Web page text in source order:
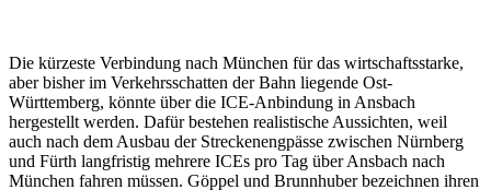
Die kürzeste Verbindung nach München für das wirtschaftsstarke,
aber bisher im Verkehrsschatten der Bahn liegende Ost-
Württemberg, könnte über die ICE-Anbindung in Ansbach
hergestellt werden. Dafür bestehen realistische Aussichten, weil
auch nach dem Ausbau der Streckenengpässe zwischen Nürnberg
und Fürth langfristig mehrere ICEs pro Tag über Ansbach nach
München fahren müssen. Göppel und Brunnhuber bezeichnen ihren